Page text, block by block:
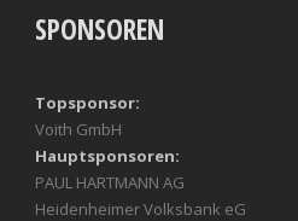
SPONSOREN
Topsponsor:
Voith GmbH
Hauptsponsoren:
PAUL HARTMANN AG
Heidenheimer Volksbank eG